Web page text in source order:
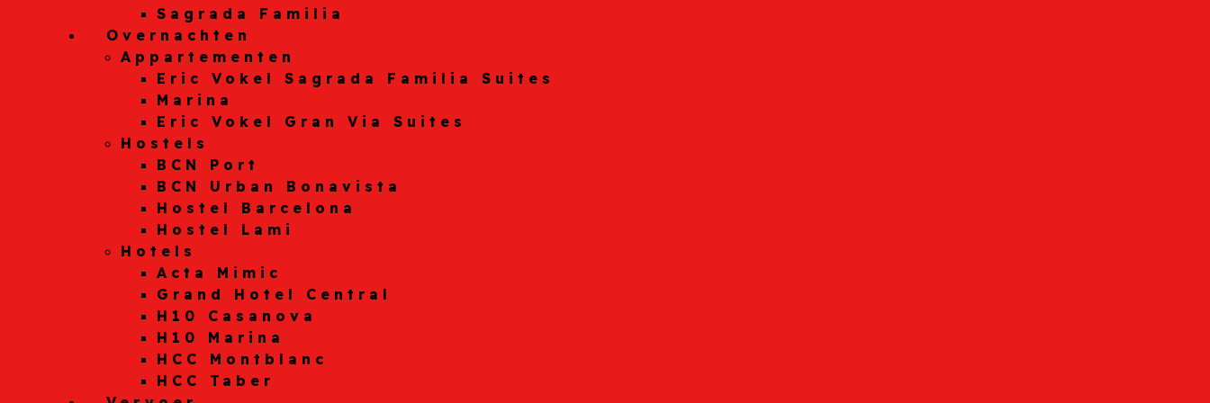
Sagrada Familia
Overnachten
Appartementen
Eric Vokel Sagrada Familia Suites
Marina
Eric Vokel Gran Via Suites
Hostels
BCN Port
BCN Urban Bonavista
Hostel Barcelona
Hostel Lami
Hotels
Acta Mimic
Grand Hotel Central
H10 Casanova
H10 Marina
HCC Montblanc
HCC Taber